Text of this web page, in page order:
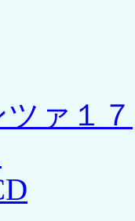
ァ１７